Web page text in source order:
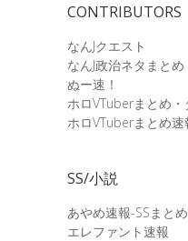
CONTRIBUTORS
なんJクエスト
なんJ政治ネタまとめ
ぬー速！
ホロVTuberまとめ・
ホロVTuberまとめ速
SS/小説
あやめ速報-SSまと
エレファント速報